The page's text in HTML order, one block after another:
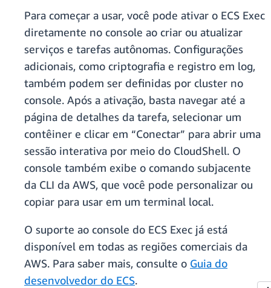
Para começar a usar, você pode ativar o ECS Exec
diretamente no console ao criar ou atualizar
serviços e tarefas autônomas. Configurações
adicionais, como criptografia e registro em log,
também podem ser definidas por cluster no
console. Após a ativação, basta navegar até a
página de detalhes da tarefa, selecionar um
contêiner e clicar em “Conectar” para abrir uma
sessão interativa por meio do CloudShell. O
console também exibe o comando subjacente
da CLI da AWS, que você pode personalizar ou
copiar para usar em um terminal local.
O suporte ao console do ECS Exec já está
disponível em todas as regiões comerciais da
AWS. Para saber mais, consulte o Guia do
desenvolvedor do ECS.